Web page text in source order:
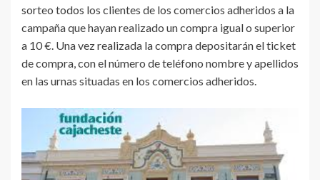
sorteo todos los clientes de los comercios adheridos a la
campaña que hayan realizado un compra igual o superior
a 10 €. Una vez realizada la compra depositarán el ticket
de compra, con el número de teléfono nombre y apellidos
en las urnas situadas en los comercios adheridos.